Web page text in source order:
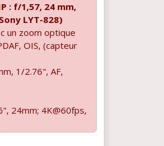
: f/1,57, 24 mm,
LYT-828)
un zoom optique
OIS, (capteur
1/2.76", AF,
24mm; 4K@60fps,